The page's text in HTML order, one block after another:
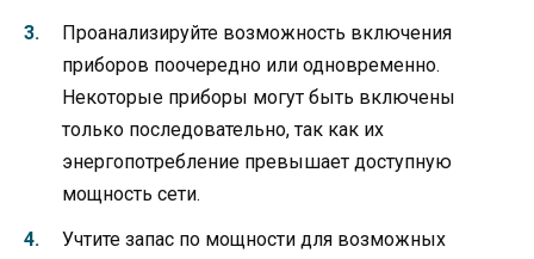
Проанализируйте возможность включения
приборов поочередно или одновременно.
Некоторые приборы могут быть включены
только последовательно, так как их
энергопотребление превышает доступную
мощность сети.
Учтите запас по мощности для возможных